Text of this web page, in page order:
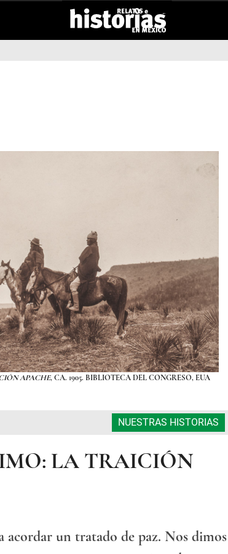
APACHE, CA. 1905. BIBLIOTECA DEL CONGRESO, EUA
NUESTRAS HISTORIAS
LA TRAICIÓN
acordar un tratado de paz. Nos dimos